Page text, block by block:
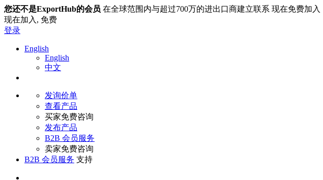
您还不是ExportHub的会员 在全球范围内与超过700万的进出口商建立联系 现在免费加入
现在加入, 免费
登录
English
English
中文
发询价单
查看产品
买家免费咨询
发布产品
B2B 会员服务
卖家免费咨询
B2B 会员服务 支持